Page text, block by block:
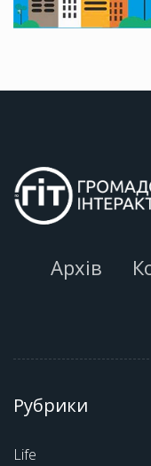
Архів
Рубрики
Life